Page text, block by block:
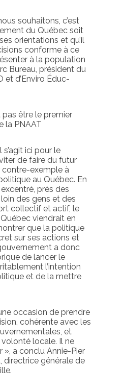
souhaitons, c’est
du Québec soit
orientations et qu’il
conforme à ce
à la population
Bureau, président du
et d’Enviro Éduc-
être le premier
la PNAAT
s’agit ici pour le
de faire du futur
contre-exemple à
au Québec. En
près des
des gens et des
collectif et actif, le
viendrait en
que la politique
sur ses actions et
a donc
de lancer le
l’intention
et de la mettre
occasion de prendre
cohérente avec les
et
locale. Il ne
», a conclu Annie-Pier
directrice générale de